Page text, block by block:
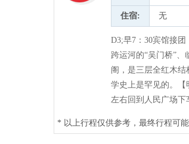
住宿: 无
D3;早7：30宾馆接
跨运河的“吴门桥”
阁，是三层全红木
学史上是罕见的。
左右回到人民广场下
* 以上行程仅供参考，最终行程可